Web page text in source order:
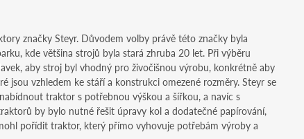
značky Steyr. Důvodem volby právě této značky byla
kde většina strojů byla stará zhruba 20 let. Při výběru
aby stroj byl vhodný pro živočišnou výrobu, konkrétně aby
jsou vzhledem ke stáří a konstrukci omezené rozměry. Steyr se
traktor s potřebnou výškou a šířkou, a navíc s
by bylo nutné řešit úpravy kol a dodatečné papírování,
pořídit traktor, který přímo vyhovuje potřebám výroby a